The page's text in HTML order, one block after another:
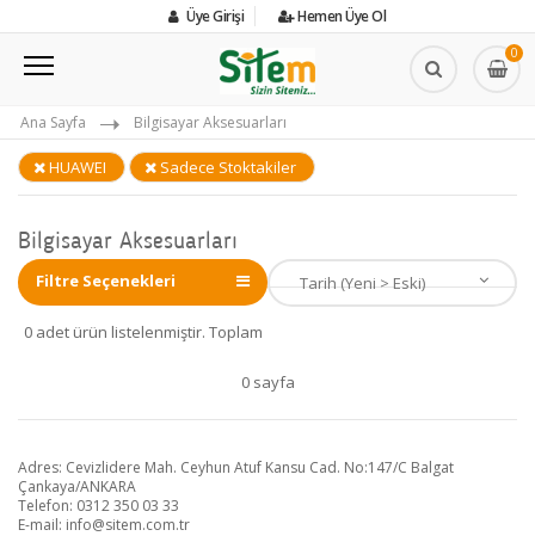
Üye Girişi Hemen Üye Ol
0
Ana Sayfa Bilgisayar Aksesuarları
HUAWEI Sadece Stoktakiler
Bilgisayar Aksesuarları
Filtre Seçenekleri
0 adet ürün listelenmiştir. Toplam
0 sayfa
Adres: Cevizlidere Mah. Ceyhun Atuf Kansu Cad. No:147/C Balgat
Çankaya/ANKARA
Telefon: 0312 350 03 33
E-mail: info@sitem.com.tr